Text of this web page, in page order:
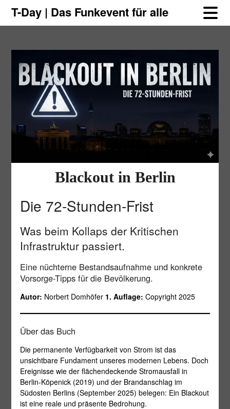
Skip
SkipT-Day | Das Funkevent für alle
Blackout in Berlin
Die 72-Stunden-Frist
Was beim Kollaps der Kritischen
Infrastruktur passiert.
Eine nüchterne Bestandsaufnahme und konkrete
Vorsorge-Tipps für die Bevölkerung.
Autor: Norbert Domhöfer 1. Auflage: Copyright 2025
Über das Buch
Die permanente Verfügbarkeit von Strom ist das
unsichtbare Fundament unseres modernen Lebens. Doch
Ereignisse wie der flächendeckende Stromausfall in
Berlin-Köpenick (2019) und der Brandanschlag im
Südosten Berlins (September 2025) belegen: Ein Blackout
ist eine reale und präsente Bedrohung.